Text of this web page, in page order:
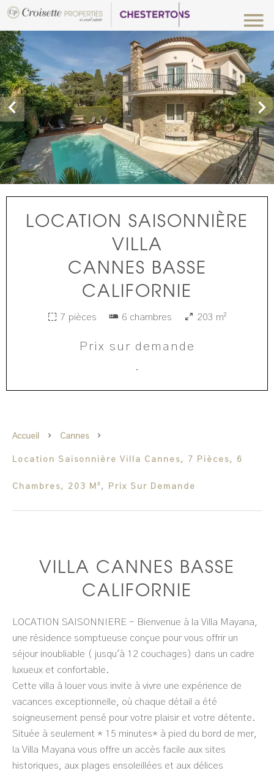
LOCATION SAISONNIÈRE
VILLA
CANNES BASSE
CALIFORNIE
7 pièces 6 chambres 203 m²
Prix sur demande
·
Accueil Cannes
Location Saisonnière Villa Cannes, 7 Pièces, 6
Chambres, 203 M², Prix Sur Demande
VILLA CANNES BASSE
CALIFORNIE
LOCATION SAISONNIERE - Bienvenue à la Villa Mayana,
une résidence somptueuse conçue pour vous offrir un
séjour inoubliable ( jusqu'à 12 couchages) dans un cadre
luxueux et confortable.
Cette villa à louer vous invite à vivre une expérience de
vacances exceptionnelle, où chaque détail a été
soigneusement pensé pour votre plaisir et votre détente.
Située à seulement * 15 minutes* à pied du bord de mer,
la Villa Mayana vous offre un accès facile aux sites
historiques, aux plages ensoleillées et aux délices